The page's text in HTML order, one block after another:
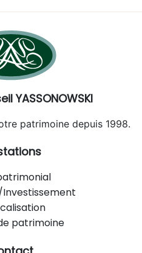
YASSONOWSKI
patrimoine depuis 1998.
patrimoine